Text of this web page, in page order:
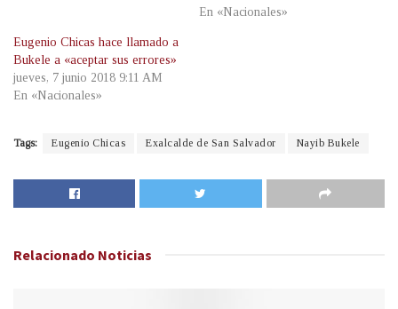
En «Nacionales»
Eugenio Chicas hace llamado a
Bukele a «aceptar sus errores»
jueves, 7 junio 2018 9:11 AM
En «Nacionales»
Tags: Eugenio Chicas Exalcalde de San Salvador Nayib Bukele
Relacionado Noticias